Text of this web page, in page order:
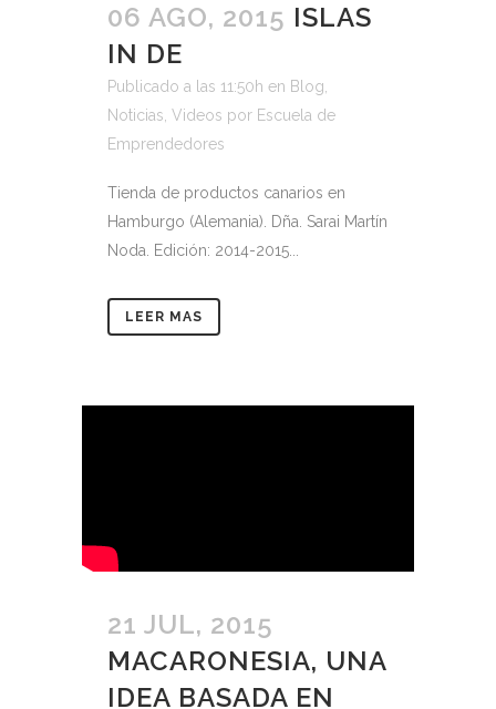
06 AGO, 2015 ISLAS
IN DE
Publicado a las 11:50h en Blog
Noticias Videos por Escuela de
Emprendedores
Tienda de productos canarios en
Hamburgo (Alemania). Dña. Sarai Martín
Noda. Edición: 2014-2015...
LEER MAS
21 JUL, 2015
MACARONESIA, UNA
IDEA BASADA EN